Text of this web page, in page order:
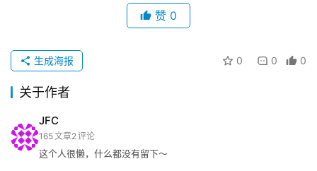
言
赞 0
0 0 0
生成海报
关于作者
JFC
165文章2评论
这个人很懒，什么都没有留下～